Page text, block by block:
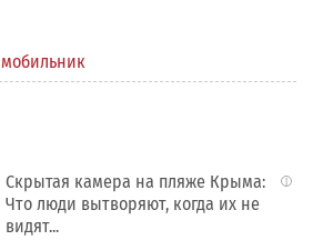
мобильник
i
Скрытая камера на пляже Крыма:
Что люди вытворяют, когда их не
видят...